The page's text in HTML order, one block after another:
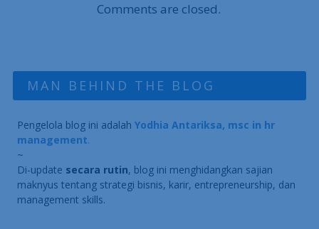
Comments are closed.
MAN BEHIND THE BLOG
Pengelola blog ini adalah Yodhia Antariksa, msc in hr
management.
~
Di-update secara rutin, blog ini menghidangkan sajian
maknyus tentang strategi bisnis, karir, entrepreneurship, dan
management skills.